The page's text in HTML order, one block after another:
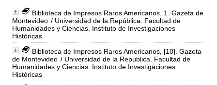
Biblioteca de Impresos Raros Americanos, 1. Gazeta de
Montevideo / Universidad de la República. Facultad de
Humanidades y Ciencias. Instituto de Investigaciones
Históricas
Biblioteca de Impresos Raros Americanos, [10]. Gazeta
de Montevideo / Universidad de la República. Facultad de
Humanidades y Ciencias. Instituto de Investigaciones
Históricas